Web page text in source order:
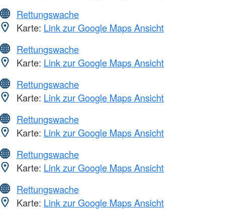
Rettungswache
Karte: Link zur Google Maps Ansicht
Rettungswache
Karte: Link zur Google Maps Ansicht
Rettungswache
Karte: Link zur Google Maps Ansicht
Rettungswache
Karte: Link zur Google Maps Ansicht
Rettungswache
Karte: Link zur Google Maps Ansicht
Rettungswache
Karte: Link zur Google Maps Ansicht